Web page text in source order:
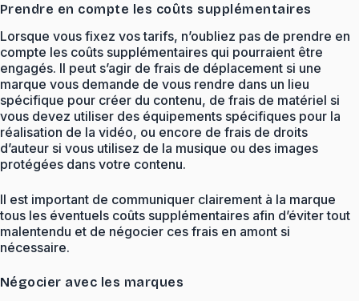
Prendre en compte les coûts supplémentaires
Lorsque vous fixez vos tarifs, n’oubliez pas de prendre en
compte les coûts supplémentaires qui pourraient être
engagés. Il peut s’agir de frais de déplacement si une
marque vous demande de vous rendre dans un lieu
spécifique pour créer du contenu, de frais de matériel si
vous devez utiliser des équipements spécifiques pour la
réalisation de la vidéo, ou encore de frais de droits
d’auteur si vous utilisez de la musique ou des images
protégées dans votre contenu.
Il est important de communiquer clairement à la marque
tous les éventuels coûts supplémentaires afin d’éviter tout
malentendu et de négocier ces frais en amont si
nécessaire.
Négocier avec les marques